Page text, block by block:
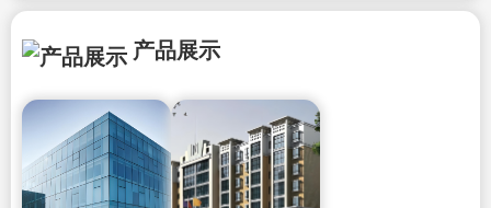
产品展示